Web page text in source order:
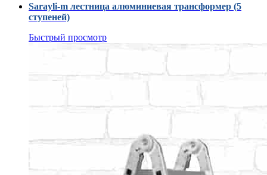
Sarayli-m лестница алюминиевая трансформер (5
ступеней)
Быстрый просмотр